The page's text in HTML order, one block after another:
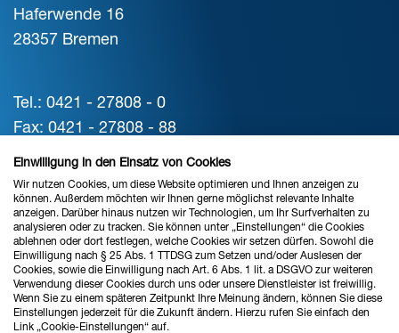
Haferwende 16
28357 Bremen
Tel.: 0421 - 27808 - 0
Fax: 0421 - 27808 - 88
STANDORT HANNOVER
Verkauf & Beratung
Ahlrich Siemens GmbH
Einwilligung in den Einsatz von Cookies
Wir nutzen Cookies, um diese Website optimieren und Ihnen anzeigen zu
können. Außerdem möchten wir Ihnen gerne möglichst relevante Inhalte
anzeigen. Darüber hinaus nutzen wir Technologien, um Ihr Surfverhalten zu
analysieren oder zu tracken. Sie können unter „Einstellungen“ die Cookies
ablehnen oder dort festlegen, welche Cookies wir setzen dürfen. Sowohl die
Einwilligung nach § 25 Abs. 1 TTDSG zum Setzen und/oder Auslesen der
Cookies, sowie die Einwilligung nach Art. 6 Abs. 1 lit. a DSGVO zur weiteren
Verwendung dieser Cookies durch uns oder unsere Dienstleister ist freiwillig.
Wenn Sie zu einem späteren Zeitpunkt Ihre Meinung ändern, können Sie diese
Einstellungen jederzeit für die Zukunft ändern. Hierzu rufen Sie einfach den
Link „Cookie-Einstellungen“ auf.